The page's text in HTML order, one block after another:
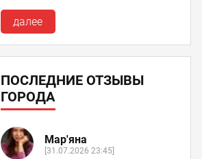
далее
ПОСЛЕДНИЕ ОТЗЫВЫ
ГОРОДА
Мар'яна
[31.07.2026 23:45]